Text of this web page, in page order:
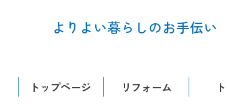
よりよい暮らしのお手伝い
トップページ リフォーム